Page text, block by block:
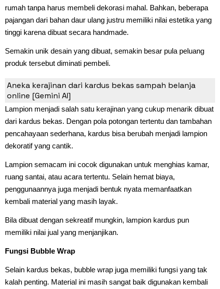
rumah tanpa harus membeli dekorasi mahal. Bahkan, beberapa
pajangan dari bahan daur ulang justru memiliki nilai estetika yang
tinggi karena dibuat secara handmade.
Semakin unik desain yang dibuat, semakin besar pula peluang
produk tersebut diminati pembeli.
6. Lampion
Aneka kerajinan dari kardus bekas sampah belanja
online [Gemini AI]
Lampion menjadi salah satu kerajinan yang cukup menarik dibuat
dari kardus bekas. Dengan pola potongan tertentu dan tambahan
pencahayaan sederhana, kardus bisa berubah menjadi lampion
dekoratif yang cantik.
Lampion semacam ini cocok digunakan untuk menghias kamar,
ruang santai, atau acara tertentu. Selain hemat biaya,
penggunaannya juga menjadi bentuk nyata memanfaatkan
kembali material yang masih layak.
Bila dibuat dengan sekreatif mungkin, lampion kardus pun
memiliki nilai jual yang menjanjikan.
Fungsi Bubble Wrap
Selain kardus bekas, bubble wrap juga memiliki fungsi yang tak
kalah penting. Material ini masih sangat baik digunakan kembali